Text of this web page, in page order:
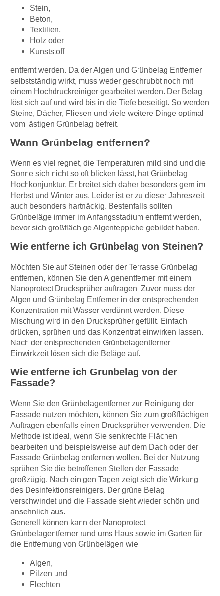
Stein,
Beton,
Textilien,
Holz oder
Kunststoff
entfernt werden. Da der Algen und Grünbelag Entferner
selbstständig wirkt, muss weder geschrubbt noch mit
einem Hochdruckreiniger gearbeitet werden. Der Belag
löst sich auf und wird bis in die Tiefe beseitigt. So werden
Steine, Dächer, Fliesen und viele weitere Dinge optimal
vom lästigen Grünbelag befreit.
Wann Grünbelag entfernen?
Wenn es viel regnet, die Temperaturen mild sind und die
Sonne sich nicht so oft blicken lässt, hat Grünbelag
Hochkonjunktur. Er breitet sich daher besonders gern im
Herbst und Winter aus. Leider ist er zu dieser Jahreszeit
auch besonders hartnäckig. Bestenfalls sollten
Grünbeläge immer im Anfangsstadium entfernt werden,
bevor sich großflächige Algenteppiche gebildet haben.
Wie entferne ich Grünbelag von Steinen?
Möchten Sie auf Steinen oder der Terrasse Grünbelag
entfernen, können Sie den Algenentferner mit einem
Nanoprotect Drucksprüher auftragen. Zuvor muss der
Algen und Grünbelag Entferner in der entsprechenden
Konzentration mit Wasser verdünnt werden. Diese
Mischung wird in den Drucksprüher gefüllt. Einfach
drücken, sprühen und das Konzentrat einwirken lassen.
Nach der entsprechenden Grünbelagentferner
Einwirkzeit lösen sich die Beläge auf.
Wie entferne ich Grünbelag von der
Fassade?
Wenn Sie den Grünbelagentferner zur Reinigung der
Fassade nutzen möchten, können Sie zum großflächigen
Auftragen ebenfalls einen Drucksprüher verwenden. Die
Methode ist ideal, wenn Sie senkrechte Flächen
bearbeiten und beispielsweise auf dem Dach oder der
Fassade Grünbelag entfernen wollen. Bei der Nutzung
sprühen Sie die betroffenen Stellen der Fassade
großzügig. Nach einigen Tagen zeigt sich die Wirkung
des Desinfektionsreinigers. Der grüne Belag
verschwindet und die Fassade sieht wieder schön und
ansehnlich aus.
Generell können kann der Nanoprotect
Grünbelagentferner rund ums Haus sowie im Garten für
die Entfernung von Grünbelägen wie
Algen,
Pilzen und
Flechten